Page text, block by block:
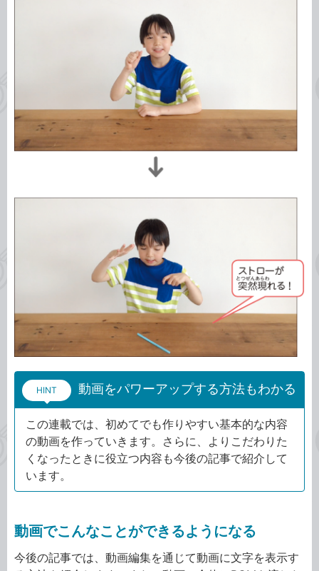
HINT 動画をパワーアップする方法もわかる
この連載では、初めてでも作りやすい基本的な内容
の動画を作っていきます。さらに、よりこだわりた
くなったときに役立つ内容も今後の記事で紹介して
います。
動画でこんなことができるようになる
今後の記事では、動画編集を通じて動画に文字を表示す